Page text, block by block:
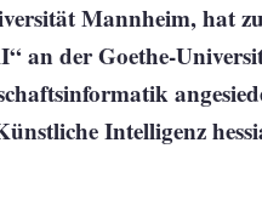
Mannheim, hat
an der Goethe-
Intelligenz